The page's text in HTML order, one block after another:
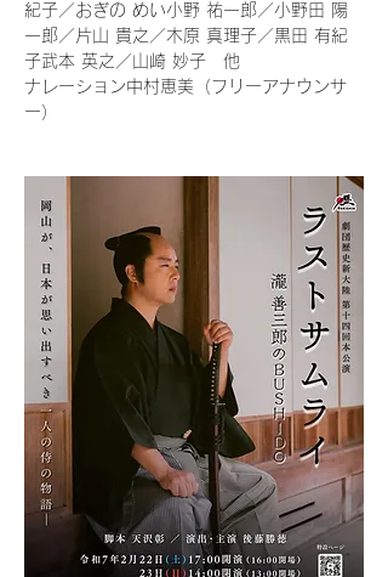
紀子／おぎの めい小野 祐一郎／小野田 陽
一郎／片山 貴之／木原 真理子／黒田 有紀
子武本 英之／山崎 妙子　他
ナレーション中村恵美（フリーアナウンサ
ー）